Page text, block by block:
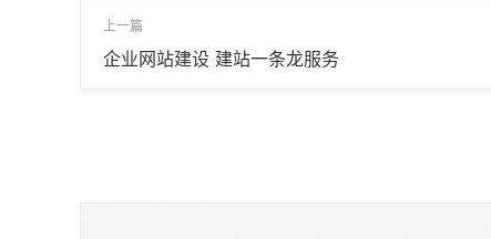
上一篇
企业网站建设 建站一条龙服务